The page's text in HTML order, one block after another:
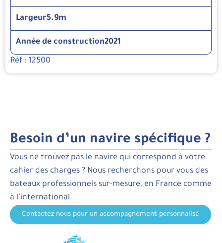
Largeur5.9m
Année de construction2021
Réf : 12500
Besoin d’un navire spécifique ?
Vous ne trouvez pas le navire qui correspond à votre
cahier des charges ? Nous recherchons pour vous des
bateaux professionnels sur-mesure, en France comme
à l’international.
Contactez nous pour un accompagnement personnalisé